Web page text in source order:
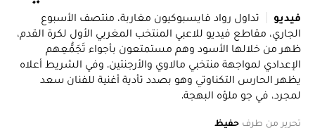
فيديو
تداول رواد فايسبوكيون مغاربة، منتصف الأسبوع
الجاري، مقاطع فيديو للاعبي المنتخب المغربي الأول لكرة القدم،
ظهر من خلالها الأسود وهم مستمتعون بأجواء تَجَمُّعِهم
الإعدادي لمواجهة منتخبي مالاوي والأرجنتين. وفي الشريط أعلاه
يظهر الحارس التكناوتي وهو بصدد تأدية أغنية للفنان سعد
لمجرد، في جو ملؤه البهجة.
تحرير من طرف حفيظ